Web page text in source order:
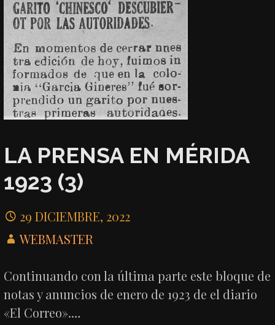
LA PRENSA EN MÉRIDA
1923 (3)
29 DICIEMBRE, 2022
WEBMASTER
Continuando con la última parte este bloque de
notas y anuncios de enero de 1923 de el diario
«El Correo».…